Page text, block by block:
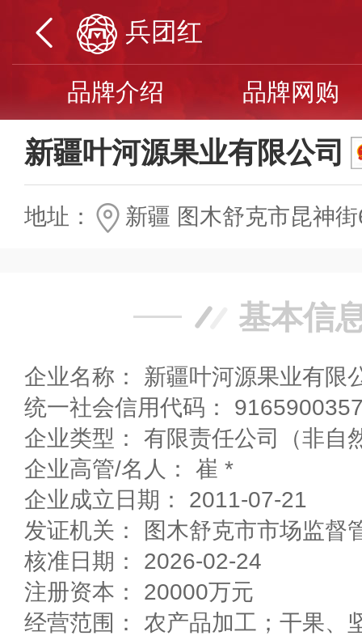
兵团红
品牌介绍 品牌网购
新疆叶河源果业有限公司
地址： 新疆 图木舒克市昆神
基本信
企业名称： 新疆叶河源果业有限
统一社会信用代码：
企业高管/名人： 崔 *
企业成立日期： 2011-07-21
发证机关： 图木舒克市市场监督
核准日期： 2026-02-24
注册资本： 20000万元
经营范围： 农产品加工；干果、